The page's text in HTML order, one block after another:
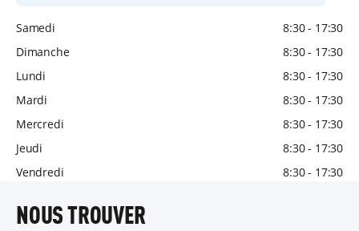
Samedi
8:30 - 17:30
Dimanche
8:30 - 17:30
Lundi
8:30 - 17:30
Mardi
8:30 - 17:30
Mercredi
8:30 - 17:30
Jeudi
8:30 - 17:30
Vendredi
8:30 - 17:30
NOUS TROUVER